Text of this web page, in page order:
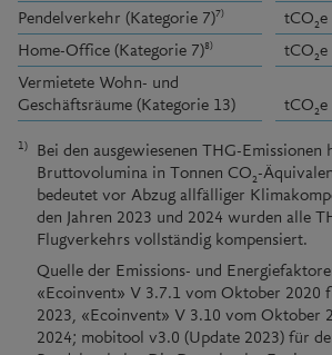
Pendelverkehr (Kategorie 7)7) tCO2e
Home-Office (Kategorie 7)8) tCO2e
Vermietete Wohn- und
Geschäftsräume (Kategorie 13)
tCO2e
1)
Bei den ausgewiesenen THG-Emissionen
Bruttovolumina in Tonnen CO2-
bedeutet vor Abzug allfälliger
den Jahren 2023 und 2024 wurden alle
Flugverkehrs vollständig kompensiert.
Quelle der Emissions- und
«Ecoinvent» V 3.7.1 vom Oktober 2020
2023, «Ecoinvent» V 3.10 vom Oktober
2024; mobitool v3.0 (Update 2023) für